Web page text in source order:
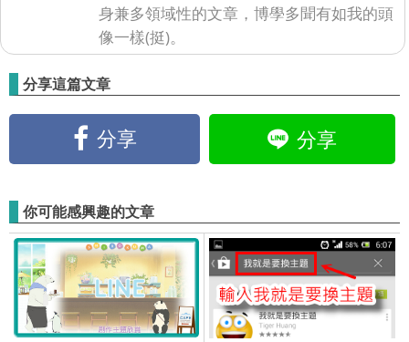
身兼多領域性的文章，博學多聞有如我的頭
像一樣(挺)。
分享這篇文章
分享 分享
你可能感興趣的文章